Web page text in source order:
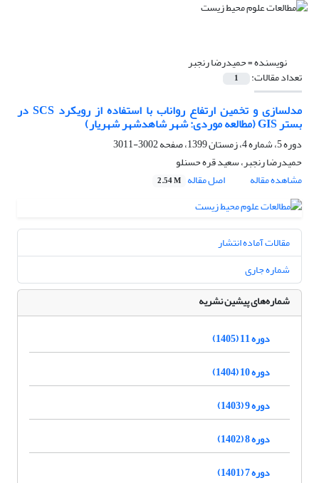
نویسنده =حمیدرضا رنجبر
تعداد مقالات: 1
مدلسازی و تخمین ارتفاع رواناب با استفاده از رویکرد SCS در
بستر GIS (مطالعه موردی: شهر شاهدشهر شهریار)
دوره 5، شماره 4، زمستان 1399، صفحه
3002-3011
حمیدرضا رنجبر، سعید قره حسنلو
مشاهده مقاله
اصل مقاله 2.54 M
مقالات آماده انتشار
شماره جاری
شماره‌های پیشین نشریه
دوره 11 (1405)
دوره 10 (1404)
دوره 9 (1403)
دوره 8 (1402)
دوره 7 (1401)